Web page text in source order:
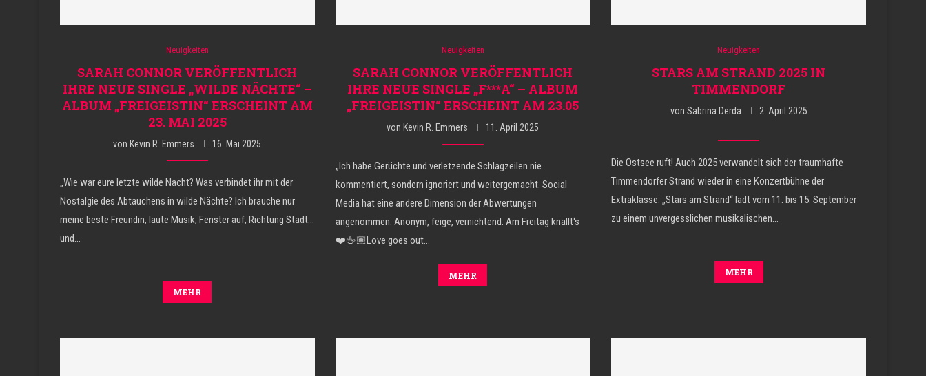
Neuigkeiten
SARAH CONNOR VERÖFFENTLICH
IHRE NEUE SINGLE „WILDE NÄCHTE“ –
ALBUM „FREIGEISTIN“ ERSCHEINT AM
23. MAI 2025
von Kevin R. Emmers 16. Mai 2025
„Wie war eure letzte wilde Nacht? Was verbindet ihr mit der
Nostalgie des Abtauchens in wilde Nächte? Ich brauche nur
meine beste Freundin, laute Musik, Fenster auf, Richtung Stadt…
und…
MEHR
Neuigkeiten
SARAH CONNOR VERÖFFENTLICH
IHRE NEUE SINGLE „F***A“ – ALBUM
„FREIGEISTIN“ ERSCHEINT AM 23.05
von Kevin R. Emmers 11. April 2025
„Ich habe Gerüchte und verletzende Schlagzeilen nie
kommentiert, sondern ignoriert und weitergemacht. Social
Media hat eine andere Dimension der Abwertungen
angenommen. Anonym, feige, vernichtend. Am Freitag knallt‘s
❤️🖕🏽Love goes out…
MEHR
Neuigkeiten
STARS AM STRAND 2025 IN
TIMMENDORF
von Sabrina Derda 2. April 2025
Die Ostsee ruft! Auch 2025 verwandelt sich der traumhafte
Timmendorfer Strand wieder in eine Konzertbühne der
Extraklasse: „Stars am Strand“ lädt vom 11. bis 15. September
zu einem unvergesslichen musikalischen…
MEHR